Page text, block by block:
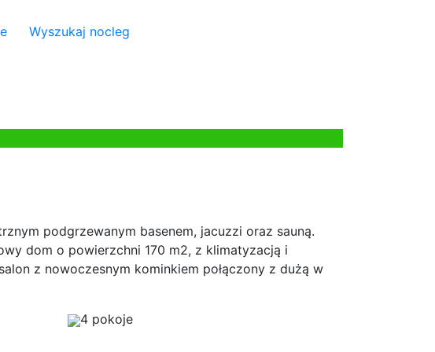
Wyszukaj nocleg
podgrzewanym basenem, jacuzzi oraz sauną.
dom o powierzchni 170 m2, z klimatyzacją i
z nowoczesnym kominkiem połączony z dużą w
4 pokoje